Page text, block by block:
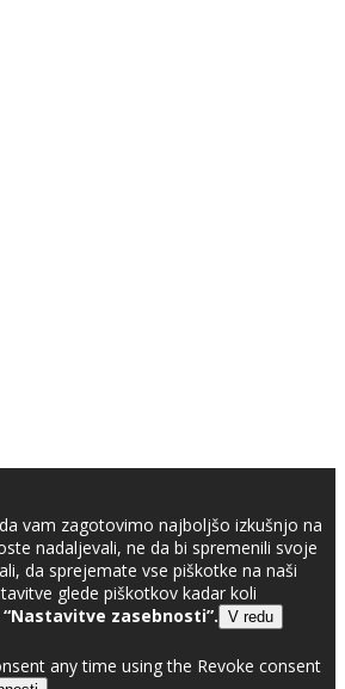
vam zagotovimo najboljšo izkušnjo na
nadaljevali, ne da bi spremenili svoje
da sprejemate vse piškotke na naši
glede piškotkov kadar koli
“Nastavitve zasebnosti”. V redu
any time using the Revoke consent